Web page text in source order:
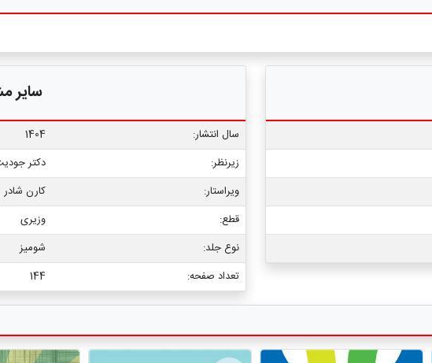
سایر
سال انتشار:
1404
زیرنظر:
دکتر
ویراستار:
کارن شادر
قطع:
وزیری
نوع جلد:
شومیز
تعداد صفحه:
144